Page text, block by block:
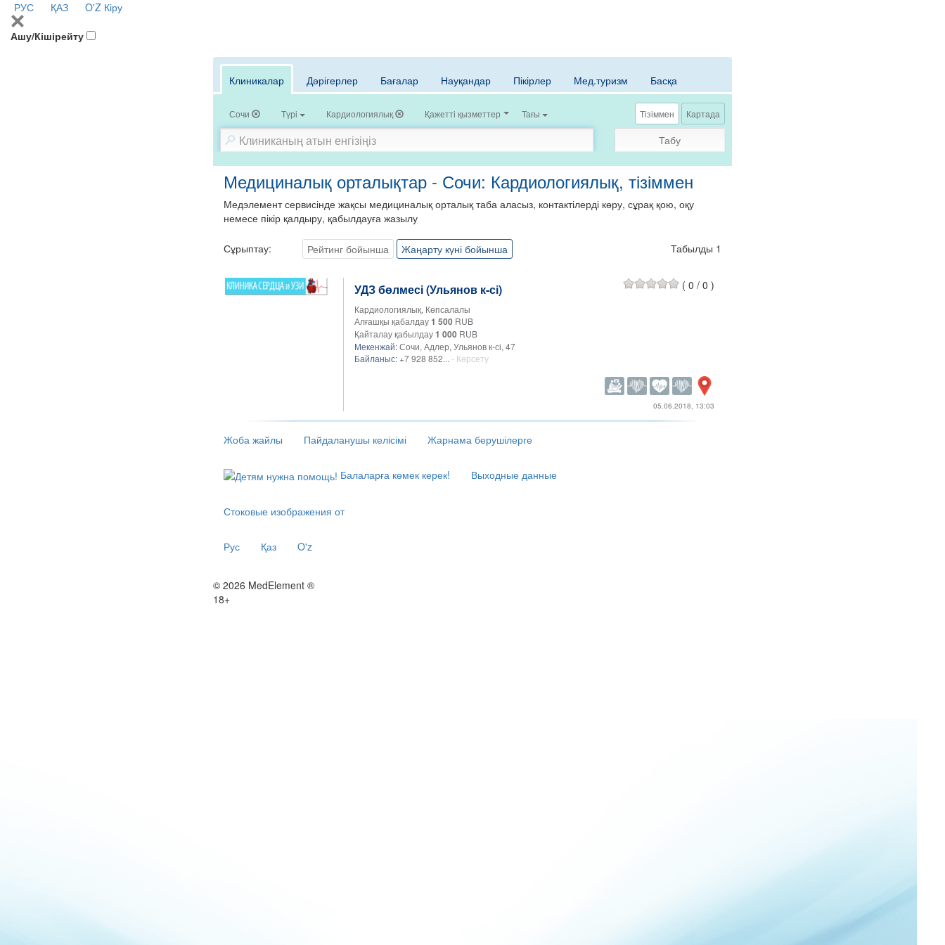
РУС ҚАЗ O'Z Кіру
Ашу/Кішірейту
Клиникалар Дәрігерлер Бағалар Науқандар Пікірлер Мед.туризм Басқа
Сочи Түрі Кардиологиялық Қажетті қызметтер Тағы Тізіммен Картада
Табу
Медициналық орталықтар - Сочи: Кардиологиялық, тізіммен
Медэлемент сервисінде жақсы медициналық орталық таба аласыз, контактілерді көру, сұрақ қою, оқу
немесе пікір қалдыру, қабылдауға жазылу
Сұрыптау: Рейтинг бойынша Жаңарту күні бойынша Табылды 1
УДЗ бөлмесі (Ульянов к-сі)
Кардиологиялық, Көпсалалы
Алғашқы қабалдау1 500RUB
Қайталау қабылдау1 000RUB
Мекенжай:Сочи, Адлер, Ульянов к-сі, 47
Байланыс: +7 928 852... - Көрсету
( 0 / 0 )
05.06.2018, 13:03
Жоба жайлы Пайдаланушы келісімі Жарнама берушілерге
Балаларға көмек керек! Выходные данные
Стоковые изображения от
Рус Қаз O'z
© 2026 MedElement ®
18+